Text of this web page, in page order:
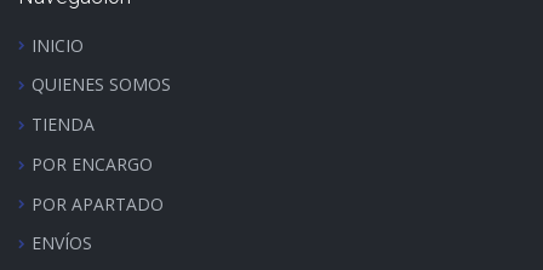
INICIO
QUIENES SOMOS
TIENDA
POR ENCARGO
POR APARTADO
ENVÍOS